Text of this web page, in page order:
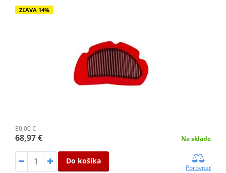
ZĽAVA 14%
80,00 €
68,97 € Na sklade
Do košíka
Porovnať